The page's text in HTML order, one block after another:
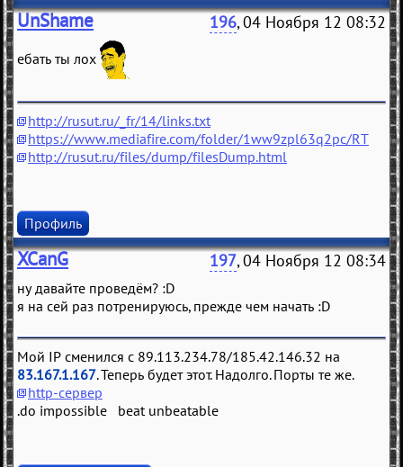
UnShame 196, 04 Ноября 12 08:32
ебать ты лох
http://rusut.ru/_fr/14/links.txt
https://www.mediafire.com/folder/1ww9zpl63q2pc/RT
http://rusut.ru/files/dump/filesDump.html
Профиль
XCanG 197, 04 Ноября 12 08:34
ну давайте проведём? :D
я на сей раз потренируюсь, прежде чем начать :D
Мой IP сменился с 89.113.234.78/185.42.146.32 на
83.167.1.167. Теперь будет этот. Надолго. Порты те же.
http-сервер
.do impossible beat unbeatable